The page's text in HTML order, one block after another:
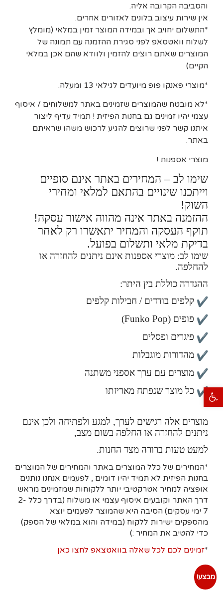
פתח סרגל נגישות
והסביבה הקרובה אליה.
אין שירות עיצוב בלונים לאזורים אחרים.
*התשלום יחויב אך ובמידה המוצר זמין במלאי (מומלץ
לשלוח וואטסאפ לפני סגירת ההזמנה עם תמונה של
המוצרים שאתם רוצים להזמין ולוודא שהם אכן במלאי
הקיים)
*מוצרי פאנקו פופ מיועדים לגילאי 13 ומעלה.
*לא מובטח שהמוצרים שזמינים באתר למשלוחים / איסוף
עצמי יהיו זמינים גם בחנות הפיזית ! תמיד עדיף ליצור
איתנו קשר לפני שרוצים להגיע לרכוש משהו שראיתם
באתר.
מוצרי אספנות !
שימו לב – המחירים באתר אינם סופיים
וייתכנו שינויים בהתאם למלאי ומחירי
השוק!
ההזמנה באתר אינה מהווה אישור עסקה!
תוקף העסקה והמחיר יתאשרו רק לאחר
בדיקת מלאי ותשלום בפועל.
שימו לב: מוצרי אספנות אינם ניתנים להחזרה או
להחלפה.
ההגדרה כוללת בין היתר:
קלפים בודדים / חבילות קלפים
פופים (Funko Pop)
פיגרים ופסלים
מהדורות מוגבלות
מוצרים עם ערך אספני משתנה
כל מוצר שנפתח מאריזתו
מוצרים אלה רגישים לערך, למגע ולפתיחה ולכן אינם
ניתנים להחזרה או החלפה בשום מצב,
למעט טעות ברורה מצד החנות.
*המחירים של כלל המוצרים באתר והמחירים של המוצרים
בחנות הפיזית לא תמיד יהיו דומים , לפעמים אנחנו נותנים
אופציה למחיר אטרקטיבי יותר ללקוחות שמזמינים מראש
דרך האתר וקובעים איסוף עצמי או משלוח (בדרך כלל 2-
7 ימי עסקים)
הסיבה היא שהמוצר לפעמים יוצא
מהספקים ישירות ללקוח (במידה והוא במלאי של הספק)
כדי להטיב את המחיר :)
*זמינים לכם לכל שאלה בוואטצאפ לחצו כאן
מבצע!